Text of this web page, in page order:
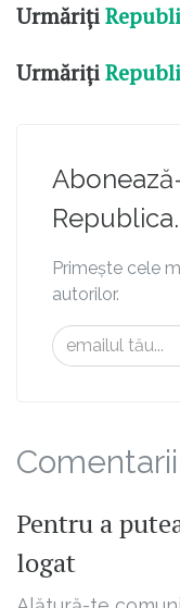
Urmăriți
Urmăriți
Primește cele
autorilor.
Pentru a
logat